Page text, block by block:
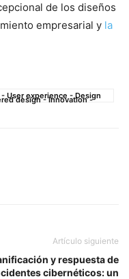
de los diseños⁣
empresarial y la
User experience - Design
design - Innovation -
Artículo siguiente
y respuesta de
cibernéticos: un